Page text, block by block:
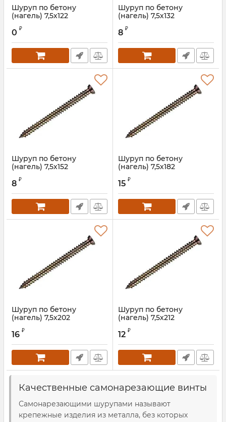
Шуруп по бетону
(нагель) 7,5х122
0 ₽
Шуруп по бетону
(нагель) 7,5х132
Артикул:
8 ₽
Шуруп по бетону
(нагель) 7,5х152
Артикул:
8 ₽
Шуруп по бетону
(нагель) 7,5х182
Артикул:
15 ₽
Шуруп по бетону
(нагель) 7,5х202
16 ₽
Шуруп по бетону
(нагель) 7,5х212
Артикул:
12 ₽
Качественные самонарезающие винты
Самонарезающими шурупами называют
крепежные изделия из металла, без которых